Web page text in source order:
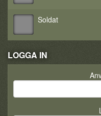
Soldat
LOGGA IN